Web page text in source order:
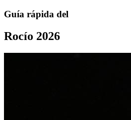
Guía rápida del
Rocío 2026